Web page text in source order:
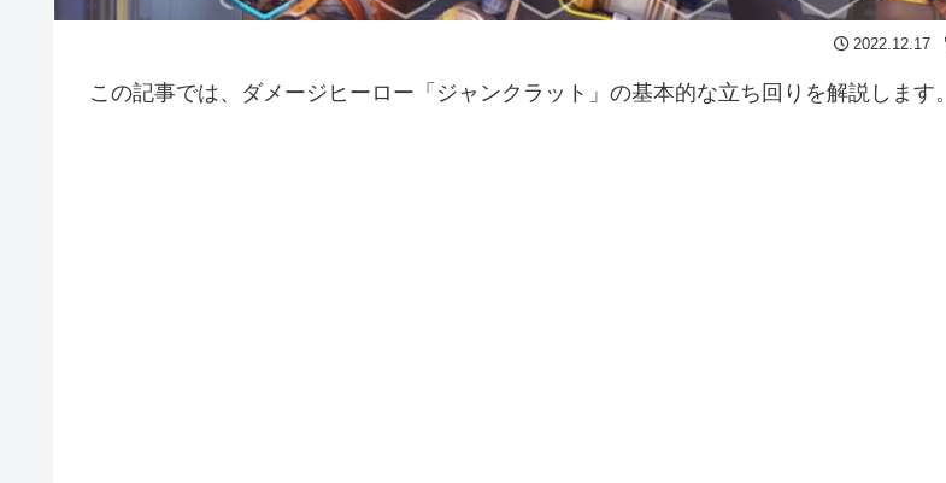
2022.12.17
この記事では、ダメージヒーロー「ジャンクラット」の基本的な立ち回りを解説します。